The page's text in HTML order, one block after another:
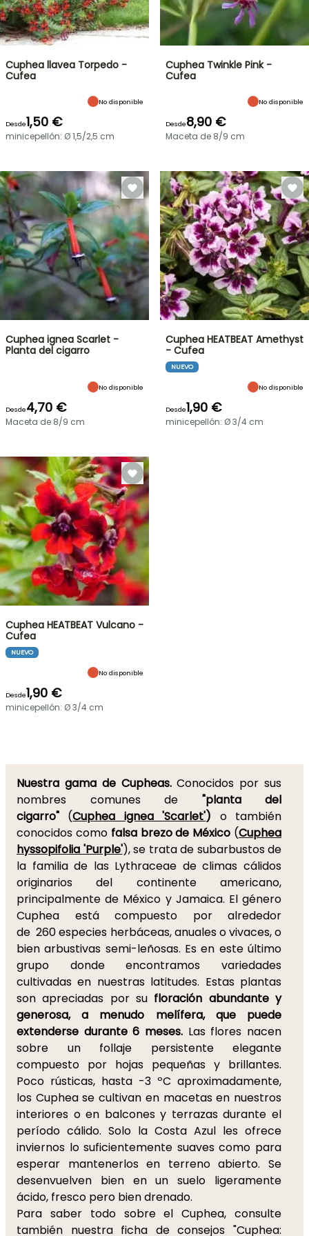
Cuphea llavea Torpedo -
Cufea
No disponible
Desde1,50 €
minicepellón: Ø 1,5/2,5 cm
Cuphea Twinkle Pink -
Cufea
No disponible
Desde8,90 €
Maceta de 8/9 cm
Cuphea ignea Scarlet -
Planta del cigarro
No disponible
Desde4,70 €
Maceta de 8/9 cm
Cuphea HEATBEAT Amethyst
- Cufea
NUEVO
No disponible
Desde1,90 €
minicepellón: Ø 3/4 cm
Cuphea HEATBEAT Vulcano -
Cufea
NUEVO
No disponible
Desde1,90 €
minicepellón: Ø 3/4 cm
Nuestra gama de Cupheas.Conocidos por sus
nombres comunes de "planta del
cigarro" (Cuphea ignea 'Scarlet') o también
conocidos como falsa brezo de México (Cuphea
hyssopifolia 'Purple'), se trata de subarbustos de
la familia de las Lythraceae de climas cálidos
originarios del continente americano,
principalmente de México y Jamaica. El género
Cuphea está compuesto por alrededor
de 260 especies herbáceas, anuales o vivaces, o
bien arbustivas semi-leñosas. Es en este último
grupo donde encontramos variedades
cultivadas en nuestras latitudes. Estas plantas
son apreciadas por su floración abundante y
generosa, a menudo melífera, que puede
extenderse durante 6 meses. Las flores nacen
sobre un follaje persistente elegante
compuesto por hojas pequeñas y brillantes.
Poco rústicas, hasta -3 ºC aproximadamente,
los Cuphea se cultivan en macetas en nuestros
interiores o en balcones y terrazas durante el
período cálido. Solo la Costa Azul les ofrece
inviernos lo suficientemente suaves como para
esperar mantenerlos en terreno abierto. Se
desenvuelven bien en un suelo ligeramente
ácido, fresco pero bien drenado.
Para saber todo sobre el Cuphea, consulte
también nuestra ficha de consejos "Cuphea: